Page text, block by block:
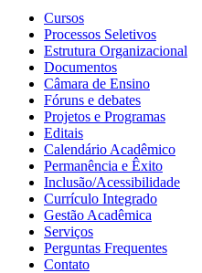
Cursos
Processos Seletivos
Estrutura Organizacional
Documentos
Câmara de Ensino
Fóruns e debates
Projetos e Programas
Editais
Calendário Acadêmico
Permanência e Êxito
Inclusão/Acessibilidade
Currículo Integrado
Gestão Acadêmica
Serviços
Perguntas Frequentes
Contato